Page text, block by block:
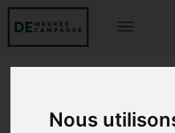
Nous